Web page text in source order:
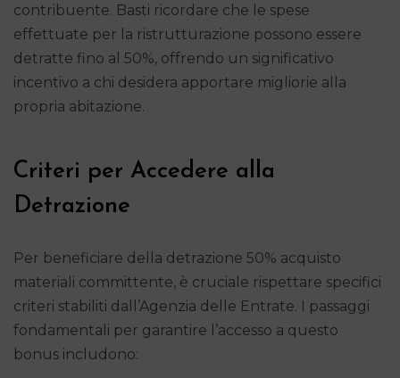
contribuente. Basti ricordare che le spese
effettuate per la ristrutturazione possono essere
detratte fino al 50%, offrendo un significativo
incentivo a chi desidera apportare migliorie alla
propria abitazione.
Criteri per Accedere alla
Detrazione
Per beneficiare della detrazione 50% acquisto
materiali committente, è cruciale rispettare specifici
criteri stabiliti dall’Agenzia delle Entrate. I passaggi
fondamentali per garantire l’accesso a questo
bonus includono: